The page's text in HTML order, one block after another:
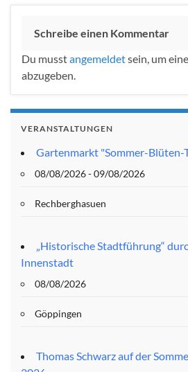
Schreibe einen Kommentar
Du musstangemeldetsein, um
abzugeben.
VERANSTALTUNGEN
Gartenmarkt "Sommer-Blüten-
08/08/2026 - 09/08/2026
Rechberghasuen
„Historische Stadtführung“
Innenstadt
08/08/2026
Göppingen
Thomas Schwarz auf der